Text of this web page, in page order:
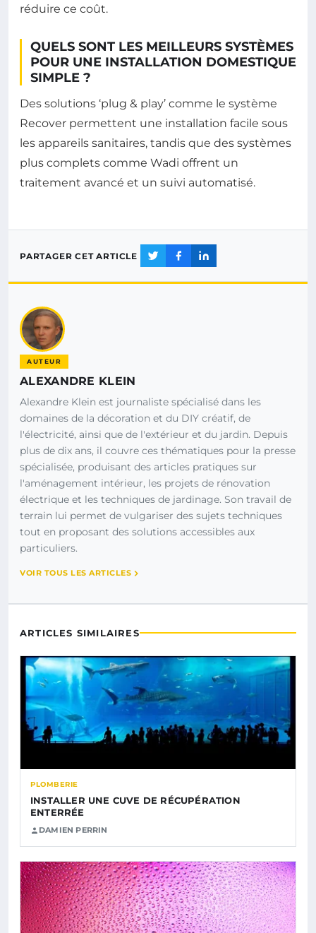
réduire ce coût.
QUELS SONT LES MEILLEURS SYSTÈMES
POUR UNE INSTALLATION DOMESTIQUE
SIMPLE ?
Des solutions ‘plug & play’ comme le système
Recover permettent une installation facile sous
les appareils sanitaires, tandis que des systèmes
plus complets comme Wadi offrent un
traitement avancé et un suivi automatisé.
PARTAGER CET ARTICLE
AUTEUR
ALEXANDRE KLEIN
Alexandre Klein est journaliste spécialisé dans les
domaines de la décoration et du DIY créatif, de
l'électricité, ainsi que de l'extérieur et du jardin. Depuis
plus de dix ans, il couvre ces thématiques pour la presse
spécialisée, produisant des articles pratiques sur
l'aménagement intérieur, les projets de rénovation
électrique et les techniques de jardinage. Son travail de
terrain lui permet de vulgariser des sujets techniques
tout en proposant des solutions accessibles aux
particuliers.
VOIR TOUS LES ARTICLES
ARTICLES SIMILAIRES
PLOMBERIE
INSTALLER UNE CUVE DE RÉCUPÉRATION
ENTERRÉE
DAMIEN PERRIN